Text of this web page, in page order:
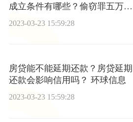
成立条件有哪些？偷窃罪五万判
2023-03-23 15:59:28
房贷能不能延期还款？房贷延期
还款会影响信用吗？ 环球信息
2023-03-23 15:59:28